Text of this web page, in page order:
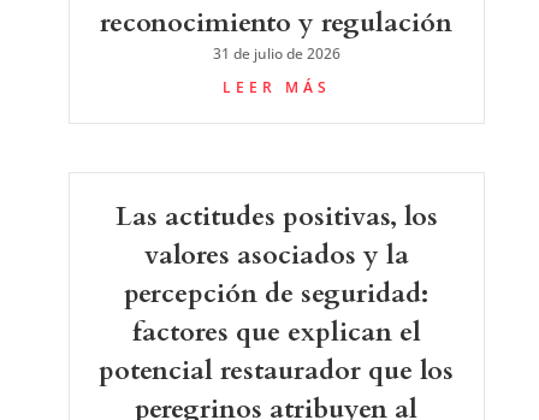
reconocimiento y regulación
31 de julio de 2026
LEER MÁS
Las actitudes positivas, los
valores asociados y la
percepción de seguridad:
factores que explican el
potencial restaurador que los
peregrinos atribuyen al